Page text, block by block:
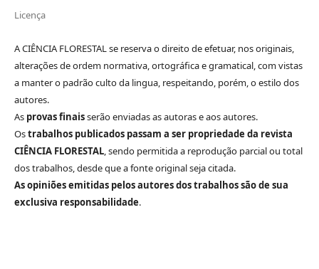
Licença
A CIÊNCIA FLORESTAL se reserva o direito de efetuar, nos originais,
alterações de ordem normativa, ortográfica e gramatical, com vistas
a manter o padrão culto da lingua, respeitando, porém, o estilo dos
autores.
As provas finaisserão enviadas as autoras e aos autores.
Ostrabalhos publicados passam a ser propriedade da revista
CIÊNCIA FLORESTAL, sendo permitida a reprodução parcial ou total
dos trabalhos, desde que a fonte original seja citada.
As opiniões emitidas pelos autores dos trabalhos são de sua
exclusiva responsabilidade.